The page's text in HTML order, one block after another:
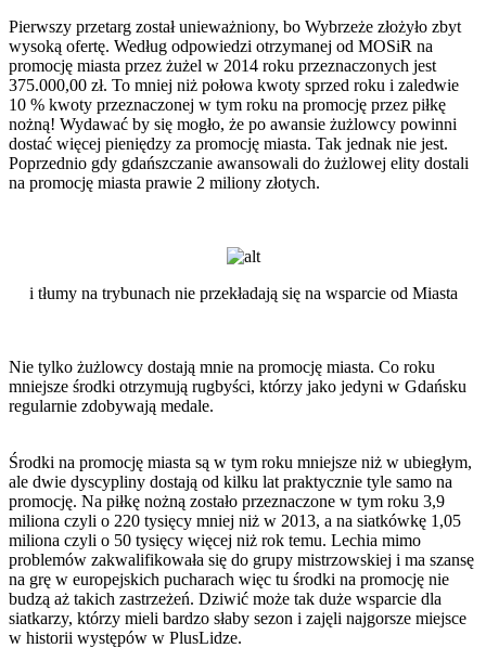
Pierwszy przetarg został unieważniony, bo Wybrzeże złożyło zbyt
wysoką ofertę. Według odpowiedzi otrzymanej od MOSiR na
promocję miasta przez żużel w 2014 roku przeznaczonych jest
375.000,00 zł. To mniej niż połowa kwoty sprzed roku i zaledwie
10 % kwoty przeznaczonej w tym roku na promocję przez piłkę
nożną! Wydawać by się mogło, że po awansie żużlowcy powinni
dostać więcej pieniędzy za promocję miasta. Tak jednak nie jest.
Poprzednio gdy gdańszczanie awansowali do żużlowej elity dostali
na promocję miasta prawie 2 miliony złotych.
i tłumy na trybunach nie przekładają się na wsparcie od Miasta
Nie tylko żużlowcy dostają mnie na promocję miasta. Co roku
mniejsze środki otrzymują rugbyści, którzy jako jedyni w Gdańsku
regularnie zdobywają medale.
Środki na promocję miasta są w tym roku mniejsze niż w ubiegłym,
ale dwie dyscypliny dostają od kilku lat praktycznie tyle samo na
promocję. Na piłkę nożną zostało przeznaczone w tym roku 3,9
miliona czyli o 220 tysięcy mniej niż w 2013, a na siatkówkę 1,05
miliona czyli o 50 tysięcy więcej niż rok temu. Lechia mimo
problemów zakwalifikowała się do grupy mistrzowskiej i ma szansę
na grę w europejskich pucharach więc tu środki na promocję nie
budzą aż takich zastrzeżeń. Dziwić może tak duże wsparcie dla
siatkarzy, którzy mieli bardzo słaby sezon i zajęli najgorsze miejsce
w historii występów w PlusLidze.